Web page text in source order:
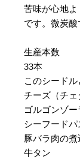
苦味が心地
です。微炭酸
生産本数
33本
このシード
チーズ（チェ
ゴルゴンゾー
シーフードパ
豚バラ肉の煮
牛タン